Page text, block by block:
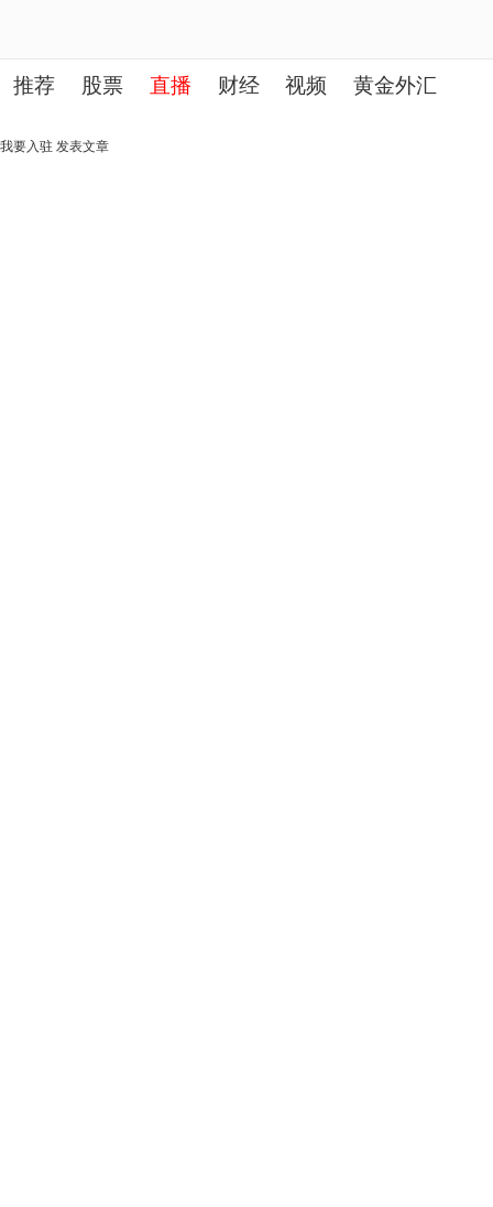
推荐 股票 直播 财经 视频 黄金外汇
理财 行业
我要入驻 发表文章